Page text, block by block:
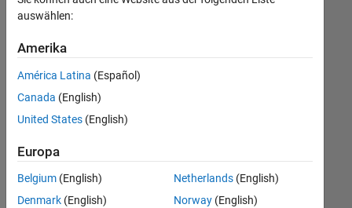
Derzeit
es
keine
offenen
Stellen,
Ihren
Suchkriterien
entsprechen.
auswählen:
Amerika
América Latina (Español)
Canada (English)
United States (English)
Europa
Belgium (English)
Denmark (English)
Netherlands(English)
Norway(English)